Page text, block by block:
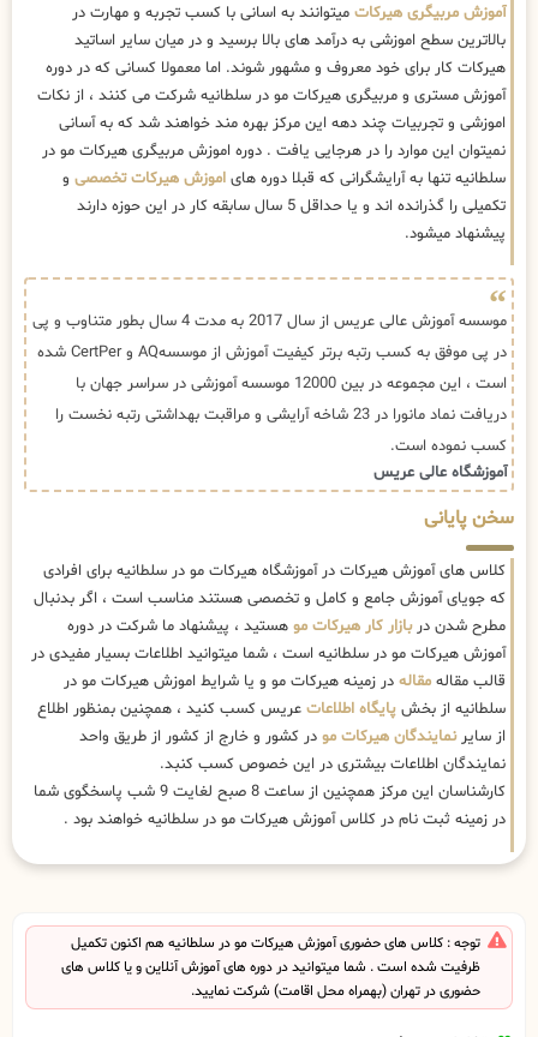
آموزش مربیگری هیرکات میتوانند به اسانی با کسب تجربه و مهارت در
بالاترین سطح اموزشی به درآمد های بالا برسید و در میان سایر اساتید
هیرکات کار برای خود معروف و مشهور شوند. اما معمولا کسانی که در دوره
آموزش مستری و مربیگری هیرکات مو در سلطانیه شرکت می کنند ، از نکات
اموزشی و تجربیات چند دهه این مرکز بهره مند خواهند شد که به آسانی
نمیتوان این موارد را در هرجایی یافت . دوره اموزش مربیگری هیرکات مو در
سلطانیه تنها به آرایشگرانی که قبلا دوره های اموزش هیرکات تخصصی و
تکمیلی را گذرانده اند و یا حداقل 5 سال سابقه کار در این حوزه دارند
پیشنهاد میشود.
موسسه آموزش عالی عریس از سال 2017 به مدت 4 سال بطور متناوب و پی
در پی موفق به کسب رتبه برتر کیفیت آموزش از موسسهAQ و CertPer شده
است ، این مجموعه در بین 12000 موسسه آموزشی در سراسر جهان با
دریافت نماد مانورا در 23 شاخه آرایشی و مراقبت بهداشتی رتبه نخست را
کسب نموده است.
آموزشگاه عالی عریس
سخن پایانی
کلاس های آموزش هیرکات در آموزشگاه هیرکات مو در سلطانیه برای افرادی
که جویای آموزش جامع و کامل و تخصصی هستند مناسب است ، اگر بدنبال
مطرح شدن دربازار کار هیرکات مو هستید ، پیشنهاد ما شرکت در دوره
آموزش هیرکات مو در سلطانیه است ، شما میتوانید اطلاعات بسیار مفیدی در
قالب مقاله مقاله در زمینه هیرکات مو و یا شرایط اموزش هیرکات مو در
سلطانیه از بخش پایگاه اطلاعات عریس کسب کنید ، همچنین بمنظور اطلاع
از سایرنمایندگان هیرکات مو در کشور و خارج از کشور از طریق واحد
نمایندگان اطلاعات بیشتری در این خصوص کسب کنبد.
کارشناسان این مرکز همچنین از ساعت 8 صبح لغایت 9 شب پاسخگوی شما
در زمینه ثبت نام در کلاس آموزش هیرکات مو در سلطانیه خواهند بود .
توجه : کلاس های حضوری آموزش هیرکات مو در سلطانیه هم اکنون تکمیل
ظرفیت شده است . شما میتوانید در دوره های آموزش آنلاین و یا کلاس های
حضوری در تهران (بهمراه محل اقامت) شرکت نمایید.